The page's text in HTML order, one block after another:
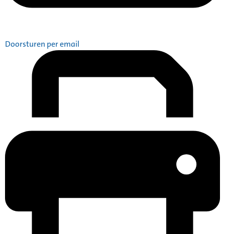
Doorsturen per email